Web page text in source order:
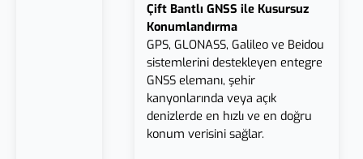
Çift Bantlı GNSS ile Kusursuz
Konumlandırma
GPS, GLONASS, Galileo ve Beidou
sistemlerini destekleyen entegre
GNSS elemanı, şehir
kanyonlarında veya açık
denizlerde en hızlı ve en doğru
konum verisini sağlar.